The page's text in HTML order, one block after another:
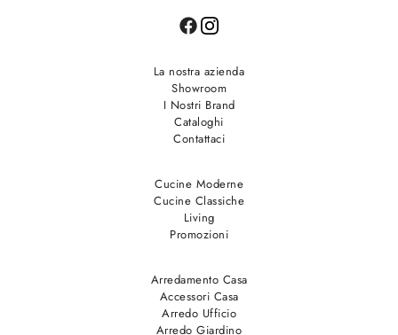
La nostra azienda
Showroom
I Nostri Brand
Cataloghi
Contattaci
Cucine Moderne
Cucine Classiche
Living
Promozioni
Arredamento Casa
Accessori Casa
Arredo Ufficio
Arredo Giardino